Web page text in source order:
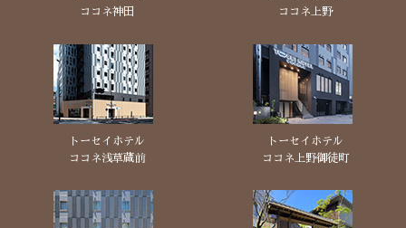
ココネ神田
ココネ上野
トーセイホテル
ココネ浅草蔵前
トーセイホテル
ココネ上野御徒町